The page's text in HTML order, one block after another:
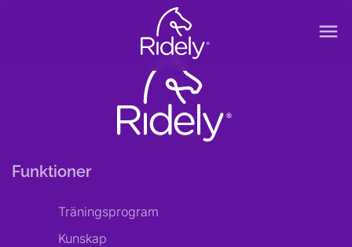
menu
Funktioner
Träningsprogram
Kunskap